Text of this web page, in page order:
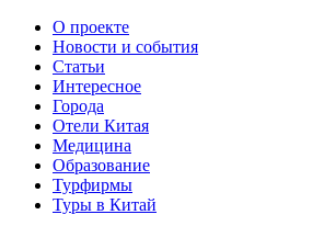
О проекте
Новости и события
Статьи
Интересное
Города
Отели Китая
Медицина
Образование
Турфирмы
Туры в Китай